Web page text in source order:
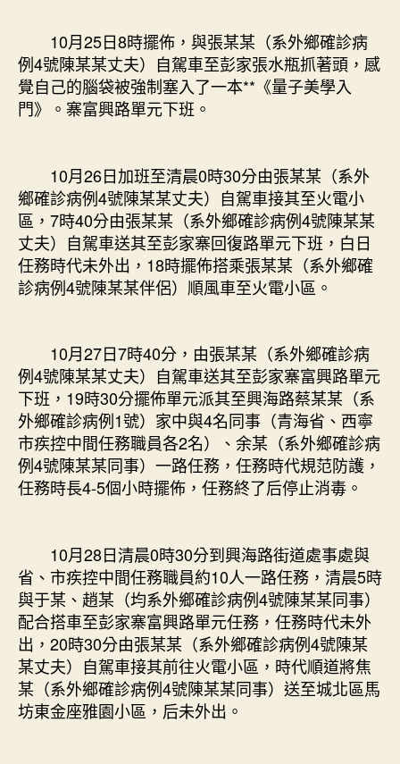
10月25日8時擺佈，與張某某（系外鄉確診病
例4號陳某某丈夫）自駕車至彭家張水瓶抓著頭，感
覺自己的腦袋被強制塞入了一本**《量子美學入
門》。寨富興路單元下班。
10月26日加班至清晨0時30分由張某某（系外
鄉確診病例4號陳某某丈夫）自駕車接其至火電小
區，7時40分由張某某（系外鄉確診病例4號陳某某
丈夫）自駕車送其至彭家寨回復路單元下班，白日
任務時代未外出，18時擺佈搭乘張某某（系外鄉確
診病例4號陳某某伴侶）順風車至火電小區。
10月27日7時40分，由張某某（系外鄉確診病
例4號陳某某丈夫）自駕車送其至彭家寨富興路單元
下班，19時30分擺佈單元派其至興海路蔡某某（系
外鄉確診病例1號）家中與4名同事（青海省、西寧
市疾控中間任務職員各2名）、余某（系外鄉確診病
例4號陳某某同事）一路任務，任務時代規范防護，
任務時長4-5個小時擺佈，任務終了后停止消毒。
10月28日清晨0時30分到興海路街道處事處與
省、市疾控中間任務職員約10人一路任務，清晨5時
與于某、趙某（均系外鄉確診病例4號陳某某同事）
配合搭車至彭家寨富興路單元任務，任務時代未外
出，20時30分由張某某（系外鄉確診病例4號陳某
某丈夫）自駕車接其前往火電小區，時代順道將焦
某（系外鄉確診病例4號陳某某同事）送至城北區馬
坊東金座雅園小區，后未外出。